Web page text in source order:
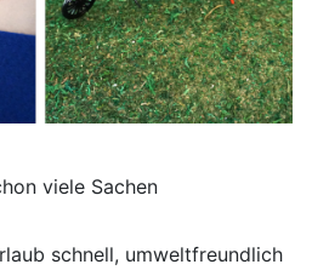
viele Sachen
schnell, umweltfreundlich